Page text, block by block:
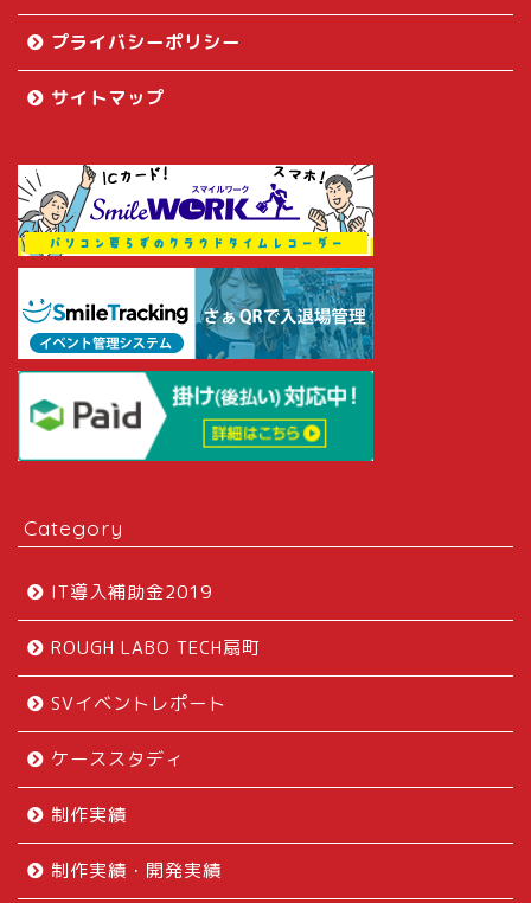
プライバシーポリシー
サイトマップ
Category
IT導入補助金2019
ROUGH LABO TECH扇町
SVイベントレポート
ケーススタディ
制作実績
制作実績・開発実績